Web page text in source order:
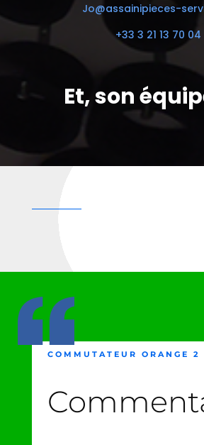
Jo@assainipieces-
+33 3 21 13 70 04
Et, son
COMMUTATEUR ORANGE 2